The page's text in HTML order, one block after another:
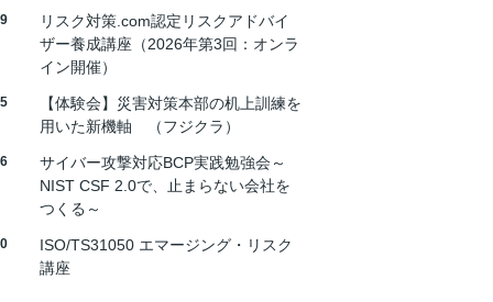
リスク対策.com認定リスクアドバイ
ザー養成講座（2026年第3回：オンラ
イン開催）
【体験会】災害対策本部の机上訓練を
用いた新機軸 （フジクラ）
サイバー攻撃対応BCP実践勉強会～
NIST CSF 2.0で、止まらない会社を
つくる～
ISO/TS31050 エマージング・リスク
講座